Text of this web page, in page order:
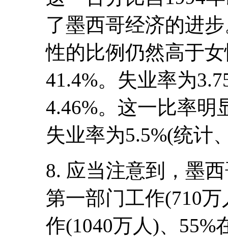
了墨西哥经济的进
性的比例仍然高于
41.4%。失业率为
4.46%。这一比率明
失业率为5.5%(统计
8. 应当注意到，墨
第一部门工作(710
作(1040万人)、55%